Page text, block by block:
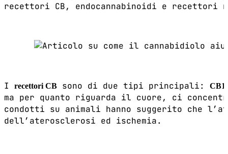
recettori CB, endocannabinoidi e recettori
I recettori CB sono di due tipi principali: CB1
ma per quanto riguarda il cuore, ci
condotti su animali hanno suggerito che
dell’aterosclerosi ed ischemia.